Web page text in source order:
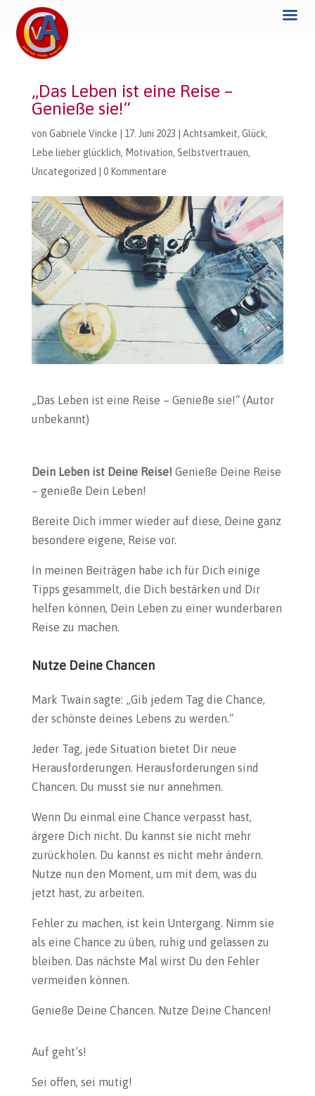
„Das Leben ist eine Reise –
Genieße sie!“
von Gabriele Vincke 17. Juni 2023 Achtsamkeit, Glück,
Lebe lieber glücklich, Motivation, Selbstvertrauen,
Uncategorized
0 Kommentare
„Das Leben ist eine Reise – Genieße sie!“ (Autor
unbekannt)
Dein Leben ist Deine Reise! Genieße Deine Reise
– genieße Dein Leben!
Bereite Dich immer wieder auf diese, Deine ganz
besondere eigene, Reise vor.
In meinen Beiträgen habe ich für Dich einige
Tipps gesammelt, die Dich bestärken und Dir
helfen können, Dein Leben zu einer wunderbaren
Reise zu machen.
Nutze Deine Chancen
Mark Twain sagte: „Gib jedem Tag die Chance,
der schönste deines Lebens zu werden.“
Jeder Tag, jede Situation bietet Dir neue
Herausforderungen. Herausforderungen sind
Chancen. Du musst sie nur annehmen.
Wenn Du einmal eine Chance verpasst hast,
ärgere Dich nicht. Du kannst sie nicht mehr
zurückholen. Du kannst es nicht mehr ändern.
Nutze nun den Moment, um mit dem, was du
jetzt hast, zu arbeiten.
Fehler zu machen, ist kein Untergang. Nimm sie
als eine Chance zu üben, ruhig und gelassen zu
bleiben. Das nächste Mal wirst Du den Fehler
vermeiden können.
Genieße Deine Chancen. Nutze Deine Chancen!
Auf geht’s!
Sei offen, sei mutig!